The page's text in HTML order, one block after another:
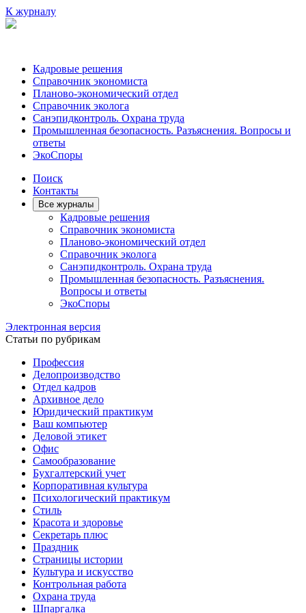
К журналу
Кадровые решения
Справочник экономиста
Планово-экономический отдел
Справочник эколога
Санэпидконтроль. Охрана труда
Промышленная безопасность. Разъяснения. Вопросы и
ответы
ЭкоСпоры
Поиск
Контакты
Все журналы
Кадровые решения
Справочник экономиста
Планово-экономический отдел
Справочник эколога
Санэпидконтроль. Охрана труда
Промышленная безопасность. Разъяснения.
Вопросы и ответы
ЭкоСпоры
Электронная версия
Статьи по рубрикам
Профессия
Делопроизводство
Отдел кадров
Архивное дело
Юридический практикум
Ваш компьютер
Деловой этикет
Офис
Самообразование
Бухгалтерский учет
Корпоративная культура
Психологический практикум
Стиль
Красота и здоровье
Секретарь плюс
Праздник
Страницы истории
Культура и искусство
Контрольная работа
Охрана труда
Шпаргалка